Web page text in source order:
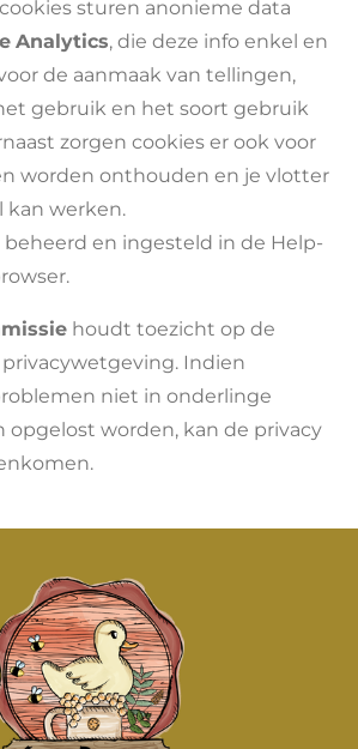
sturen anonieme data
Analytics, die deze info enkel en
de aanmaak van tellingen,
gebruik en het soort gebruik
zorgen cookies er ook voor
worden onthouden en je vlotter
kan werken.
beheerd en ingesteld in de Help-
houdt toezicht op de
Indien
niet in onderlinge
opgelost worden, kan de privacy